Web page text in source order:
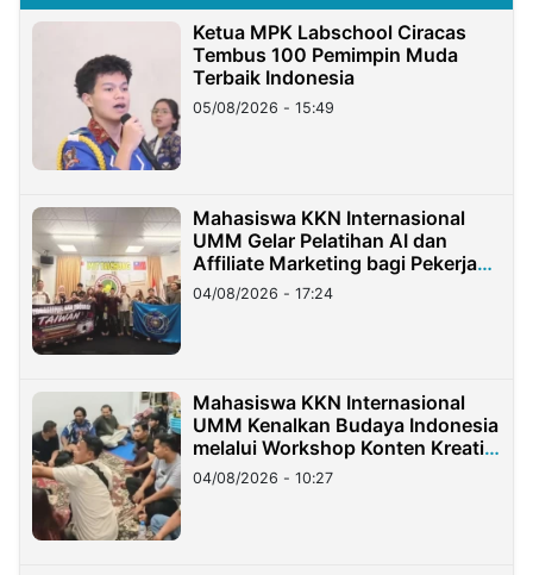
Ketua MPK Labschool Ciracas
Tembus 100 Pemimpin Muda
Terbaik Indonesia
05/08/2026 - 15:49
Mahasiswa KKN Internasional
UMM Gelar Pelatihan AI dan
Affiliate Marketing bagi Pekerja
Migran Indonesia di Taiwan
04/08/2026 - 17:24
Mahasiswa KKN Internasional
UMM Kenalkan Budaya Indonesia
melalui Workshop Konten Kreatif
di Taiwan
04/08/2026 - 10:27